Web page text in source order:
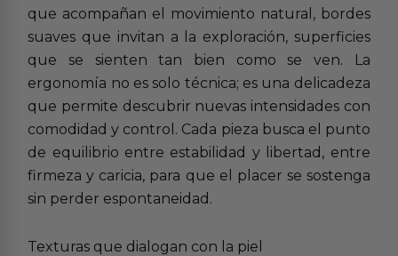
que acompañan el movimiento natural, bordes
suaves que invitan a la exploración, superficies
que se sienten tan bien como se ven. La
ergonomía no es solo técnica; es una delicadeza
que permite descubrir nuevas intensidades con
comodidad y control. Cada pieza busca el punto
de equilibrio entre estabilidad y libertad, entre
firmeza y caricia, para que el placer se sostenga
sin perder espontaneidad.
Texturas que dialogan con la piel